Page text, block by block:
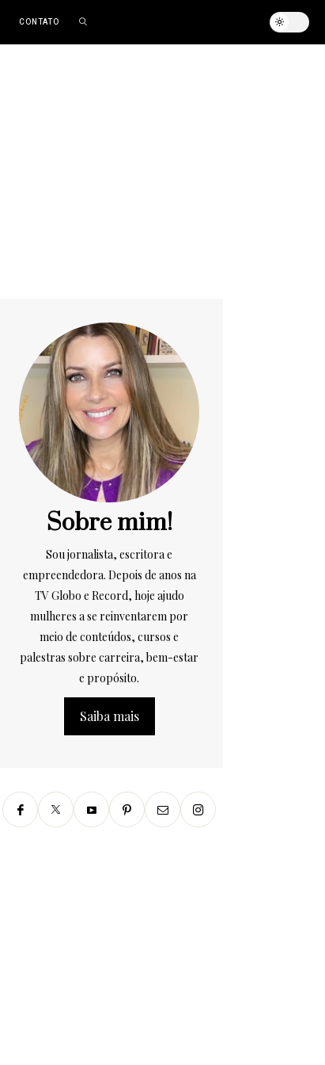
CONTATO
Sobre mim!
Sou jornalista, escritora e
empreendedora. Depois de anos na
TV Globo e Record, hoje ajudo
mulheres a se reinventarem por
meio de conteúdos, cursos e
palestras sobre carreira, bem-estar
e propósito.
Saiba mais